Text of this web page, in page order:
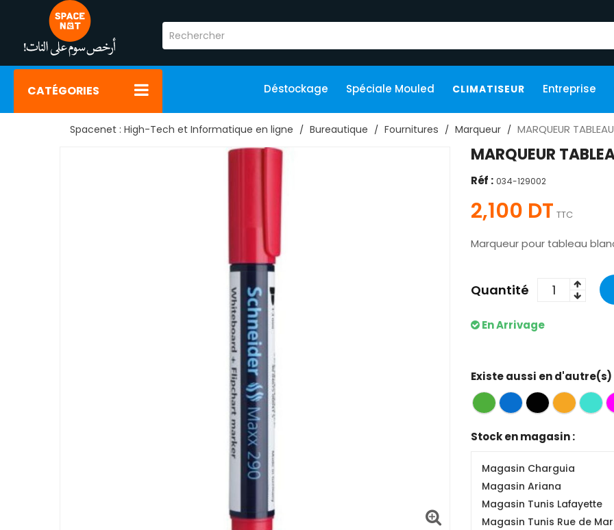
CATÉGORIES Déstockage Spéciale Mouled CLIMATISEUR Entreprise
Spacenet : High-Tech et Informatique en ligne Bureautique Fournitures Marqueur MARQUEUR
MARQUEUR
Réf : 034-129002
2,100 DT TTC
Marqueur pour tableau
Quantité
En Arrivage
Existe aussi en
Stock en magasin :
Magasin Charguia
Magasin Ariana
Magasin Tunis Lafayette
Magasin Tunis Rue de